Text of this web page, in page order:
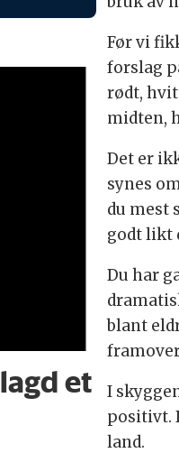
et
Før vi
forslag
rødt,
midten,
Det er
synes
du mest
godt likt
Du har
blant
I
positivt.
land.